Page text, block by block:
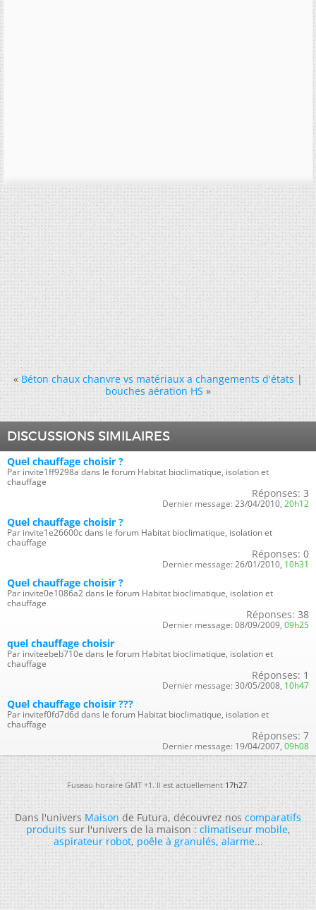
« Béton chaux chanvre vs matériaux a changements d'états|
bouches aération HS »
DISCUSSIONS SIMILAIRES
Quel chauffage choisir ?
Par invite1ff9298a dans le forum Habitat bioclimatique, isolation et
chauffage
Réponses: 3
Dernier message: 23/04/2010, 20h12
Quel chauffage choisir ?
Par invite1e26600c dans le forum Habitat bioclimatique, isolation et
chauffage
Réponses: 0
Dernier message: 26/01/2010, 10h31
Quel chauffage choisir ?
Par invite0e1086a2 dans le forum Habitat bioclimatique, isolation et
chauffage
Réponses: 38
Dernier message: 08/09/2009, 09h25
quel chauffage choisir
Par inviteebeb710e dans le forum Habitat bioclimatique, isolation et
chauffage
Réponses: 1
Dernier message: 30/05/2008, 10h47
Quel chauffage choisir ???
Par invitef0fd7d6d dans le forum Habitat bioclimatique, isolation et
chauffage
Réponses: 7
Dernier message: 19/04/2007, 09h08
Fuseau horaire GMT +1. Il est actuellement17h27.
Dans l'universMaisonde Futura, découvrez noscomparatifs
produitssur l'univers de la maison :climatiseur mobile,
aspirateur robot,poêle à granulés,alarme...